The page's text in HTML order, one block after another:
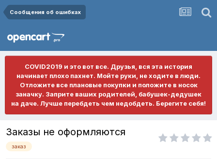
Сообщения об ошибках
COVID2019 и это вот все. Друзья, вся эта история
начинает плохо пахнет. Мойте руки, не ходите в люди.
Отложите все плановые покупки и положите в носок
заначку. Заприте ваших родителей, бабушек-дедушек
на даче. Лучше перебдеть чем недобдеть. Берегите себя!
Заказы не оформляются
заказ